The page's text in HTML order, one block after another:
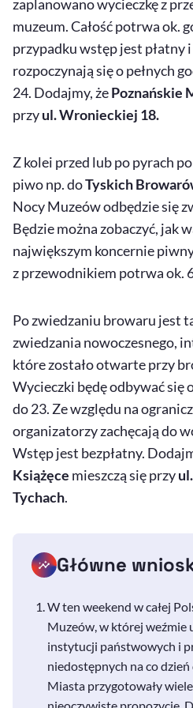
zaplanowano wycieczkę z
muzeum. Całość potrwa ok.
przypadku wstęp jest płatny
rozpoczynają się o pełnych
24. Dodajmy, żePoznańskie
przyul. Wronieckiej 18.
Z kolei przed lub po pyrach
piwo np. doTyskich
Nocy Muzeów odbędzie się
Będzie można zobaczyć, jak
największym koncernie
z przewodnikiem potrwa ok.
Po zwiedzaniu browaru jest
zwiedzania nowoczesnego,
które zostało otwarte przy
Wycieczki będę odbywać się
do 23. Ze względu na
organizatorzy zachęcają do
Wstęp jest bezpłatny.
Książęce mieszczą się przy
Tychach.
Główne
W ten weekend w całej
Muzeów, w której weźmie
instytucji państwowych i
niedostępnych na co dzień
Miasta przygotowały